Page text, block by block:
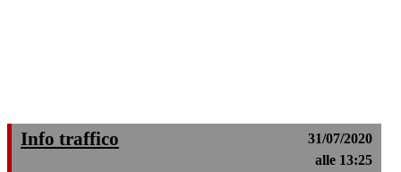
Info traffico
31/07/2020
alle 13:25